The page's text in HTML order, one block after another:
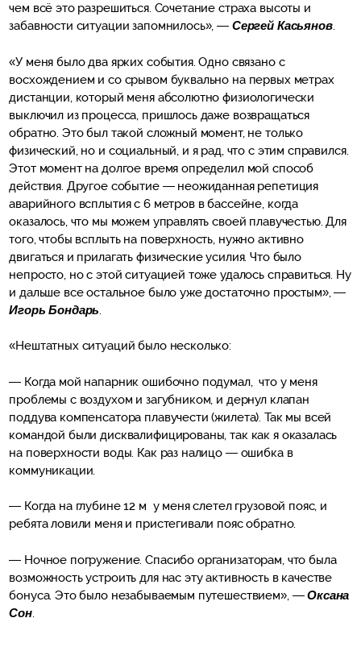
чем всё это разрешиться. Сочетание страха высоты и
забавности ситуации запомнилось», — Сергей Касьянов.
«У меня было два ярких события. Одно связано с
восхождением и со срывом буквально на первых метрах
дистанции, который меня абсолютно физиологически
выключил из процесса, пришлось даже возвращаться
обратно. Это был такой сложный момент, не только
физический, но и социальный, и я рад, что с этим справился.
Этот момент на долгое время определил мой способ
действия. Другое событие — неожиданная репетиция
аварийного всплытия с 6 метров в бассейне, когда
оказалось, что мы можем управлять своей плавучестью. Для
того, чтобы всплыть на поверхность, нужно активно
двигаться и прилагать физические усилия. Что было
непросто, но с этой ситуацией тоже удалось справиться. Ну
и дальше все остальное было уже достаточно простым», —
Игорь Бондарь
«Нештатных ситуаций было несколько:
— Когда мой напарник ошибочно подумал, что у меня
проблемы с воздухом и загубником, и дернул клапан
поддува компенсатора плавучести (жилета). Так мы всей
командой были дисквалифицированы, так как я оказалась
на поверхности воды. Как раз налицо — ошибка в
коммуникации.
— Когда на глубине 12 м у меня слетел грузовой пояс, и
ребята ловили меня и пристегивали пояс обратно.
— Ночное погружение. Спасибо организаторам, что была
возможность устроить для нас эту активность в качестве
бонуса. Это было незабываемым путешествием», —Оксана
Сон.